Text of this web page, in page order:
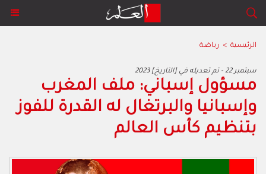
الرئيسية > رياضة
2023 سبتمبر 22 - تم تعديله في [التاريخ]
مسؤول إسباني: ملف المغرب
وإسبانيا والبرتغال له القدرة للفوز
بتنظيم كأس العالم